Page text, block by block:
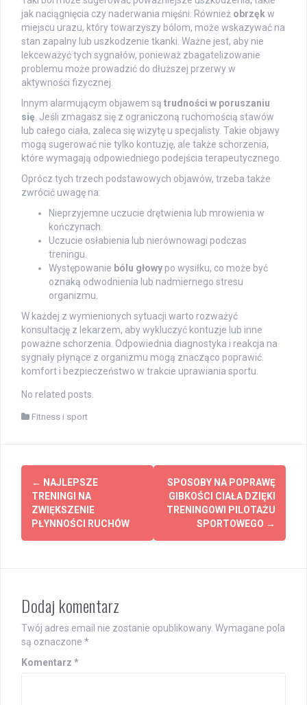
jak naciągnięcia czy naderwania mięśni. Również obrzękw
miejscu urazu, który towarzyszy bólom, może wskazywać na
stan zapalny lub uszkodzenie tkanki. Ważne jest, aby nie
lekceważyć tych sygnałów, ponieważ zbagatelizowanie
problemu może prowadzić do dłuższej przerwy w
aktywności fizycznej.
Innym alarmującym objawem są trudności w poruszaniu
się. Jeśli zmagasz się z ograniczoną ruchomością stawów
lub całego ciała, zaleca się wizytę u specjalisty. Takie objawy
mogą sugerować nie tylko kontuzję, ale także schorzenia,
które wymagają odpowiedniego podejścia terapeutycznego.
Oprócz tych trzech podstawowych objawów, trzeba także
zwrócić uwagę na:
Nieprzyjemne uczucie drętwienia lub mrowienia w
kończynach.
Uczucie osłabienia lub nierównowagi podczas
treningu.
Występowanie bólu głowy po wysiłku, co może być
oznaką odwodnienia lub nadmiernego stresu
organizmu.
W każdej z wymienionych sytuacji warto rozważyć
konsultację z lekarzem, aby wykluczyć kontuzje lub inne
poważne schorzenia. Odpowiednia diagnostyka i reakcja na
sygnały płynące z organizmu mogą znacząco poprawić
komfort i bezpieczeństwo w trakcie uprawiania sportu.
No related posts.
Fitness i sport
Post
navigation
← NAJLEPSZE
TRENINGI NA
ZWIĘKSZENIE
PŁYNNOŚCI RUCHÓW
SPOSOBY NA POPRAWĘ
GIBKOŚCI CIAŁA DZIĘKI
TRENINGOWI PILOTAŻU
SPORTOWEGO →
Dodaj komentarz
Twój adres email nie zostanie opublikowany. Wymagane pola
są oznaczone *
Komentarz *